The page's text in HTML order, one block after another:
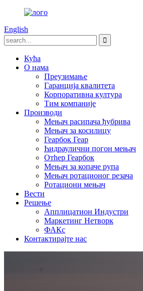
English
Кућа
О нама
Преузимање
Гаранција квалитета
Корпоративна култура
Тим компаније
Производи
Мењач расипача ђубрива
Мењач за косилицу
Геарбок Геар
Һидраулични погон мењач
Отһер Геарбок
Мењач за копаче рупа
Мењач ротационог резача
Ротациони мењач
Вести
Решење
Апплицатион Индустри
Маркетинг Нетворк
ФАКс
Контактирајте нас